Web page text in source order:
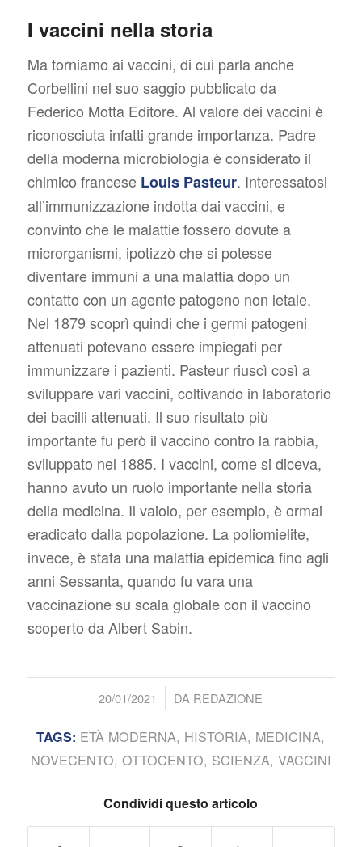
I vaccini nella storia
Ma torniamo ai vaccini, di cui parla anche
Corbellini nel suo saggio pubblicato da
Federico Motta Editore. Al valore dei vaccini è
riconosciuta infatti grande importanza. Padre
della moderna microbiologia è considerato il
chimico francese Louis Pasteur. Interessatosi
all’immunizzazione indotta dai vaccini, e
convinto che le malattie fossero dovute a
microrganismi, ipotizzò che si potesse
diventare immuni a una malattia dopo un
contatto con un agente patogeno non letale.
Nel 1879 scoprì quindi che i germi patogeni
attenuati potevano essere impiegati per
immunizzare i pazienti. Pasteur riuscì così a
sviluppare vari vaccini, coltivando in laboratorio
dei bacilli attenuati. Il suo risultato più
importante fu però il vaccino contro la rabbia,
sviluppato nel 1885. I vaccini, come si diceva,
hanno avuto un ruolo importante nella storia
della medicina. Il vaiolo, per esempio, è ormai
eradicato dalla popolazione. La poliomielite,
invece, è stata una malattia epidemica fino agli
anni Sessanta, quando fu vara una
vaccinazione su scala globale con il vaccino
scoperto da Albert Sabin.
20/01/2021
/ DA REDAZIONE
TAGS: ETÀ MODERNA, HISTORIA, MEDICINA,
NOVECENTO, OTTOCENTO, SCIENZA, VACCINI
Condividi questo articolo